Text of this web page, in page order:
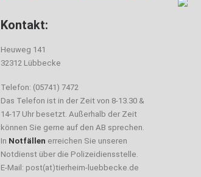
Kontakt:
Heuweg 141
32312 Lübbecke
Telefon: (05741) 7472
Das Telefon ist in der Zeit von 8-13.30 &
14-17 Uhr besetzt. Außerhalb der Zeit
können Sie gerne auf den AB sprechen.
In Notfällen erreichen Sie unseren
Notdienst über die Polizeidiensstelle.
E-Mail: post(at)tierheim-luebbecke.de